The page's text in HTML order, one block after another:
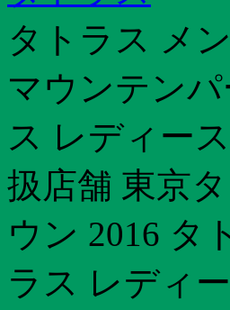
タトラス メ
マウンテン
ス レディー
扱店舗 東京
ウン 2016 タ
ラス レディ